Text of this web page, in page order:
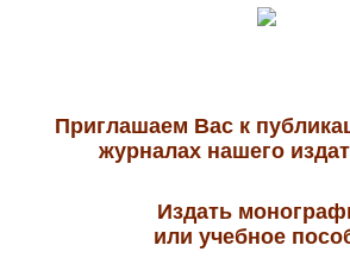
Приглашаем Вас к
журналах нашего
Издать
или учебное